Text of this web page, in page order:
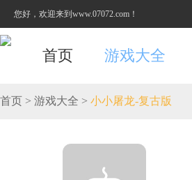
您好，欢迎来到www.07072.com！
首页 游戏大全
首页 > 游戏大全 > 小小屠龙-复古版